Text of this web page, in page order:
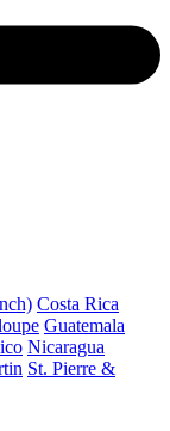
Costa Rica
Guatemala
Nicaragua
St. Pierre &